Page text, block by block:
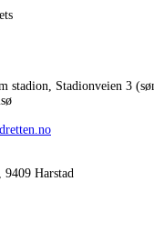
stadion, Stadionveien 3
9409 Harstad